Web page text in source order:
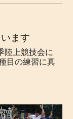
ます
陸上競技会に
目の練習に真